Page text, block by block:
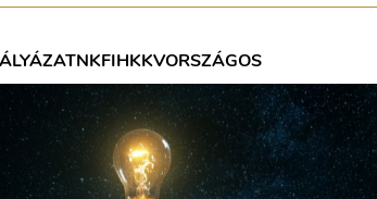
NKFIHKKVORSZÁGOS